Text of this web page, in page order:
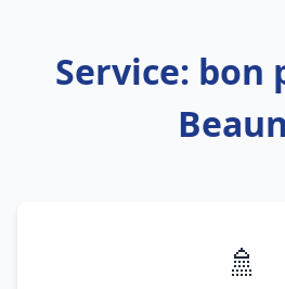
Service: bon
🚿